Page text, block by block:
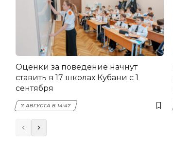
Оценки за поведение начнут
ставить в 17 школах Кубани с 1
сентября
7 АВГУСТА В 14:47